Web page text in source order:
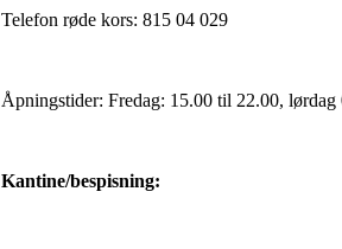
Telefon røde kors: 815 04 029
Åpningstider: Fredag: 15.00 til 22.00,
Kantine/bespisning: